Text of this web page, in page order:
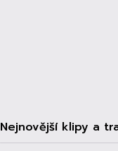
Nejnovější klipy a